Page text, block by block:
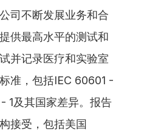
司不断发展业务和合
供最高水平的测试和
并记录医疗和实验室
准，包括IEC 60601 -
- 1及其国家差异。报告
接受，包括美国